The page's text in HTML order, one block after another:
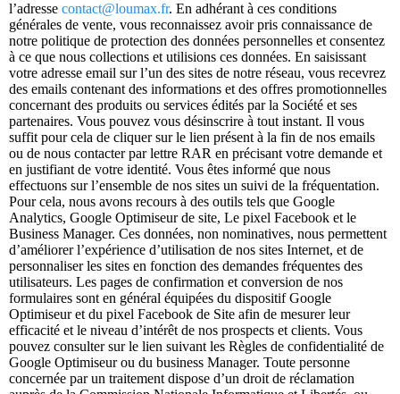
l’adresse contact@loumax.fr. En adhérant à ces conditions
générales de vente, vous reconnaissez avoir pris connaissance de
notre politique de protection des données personnelles et consentez
à ce que nous collections et utilisions ces données. En saisissant
votre adresse email sur l’un des sites de notre réseau, vous recevrez
des emails contenant des informations et des offres promotionnelles
concernant des produits ou services édités par la Société et ses
partenaires. Vous pouvez vous désinscrire à tout instant. Il vous
suffit pour cela de cliquer sur le lien présent à la fin de nos emails
ou de nous contacter par lettre RAR en précisant votre demande et
en justifiant de votre identité. Vous êtes informé que nous
effectuons sur l’ensemble de nos sites un suivi de la fréquentation.
Pour cela, nous avons recours à des outils tels que Google
Analytics, Google Optimiseur de site, Le pixel Facebook et le
Business Manager. Ces données, non nominatives, nous permettent
d’améliorer l’expérience d’utilisation de nos sites Internet, et de
personnaliser les sites en fonction des demandes fréquentes des
utilisateurs. Les pages de confirmation et conversion de nos
formulaires sont en général équipées du dispositif Google
Optimiseur et du pixel Facebook de Site afin de mesurer leur
efficacité et le niveau d’intérêt de nos prospects et clients. Vous
pouvez consulter sur le lien suivant les Règles de confidentialité de
Google Optimiseur ou du business Manager. Toute personne
concernée par un traitement dispose d’un droit de réclamation